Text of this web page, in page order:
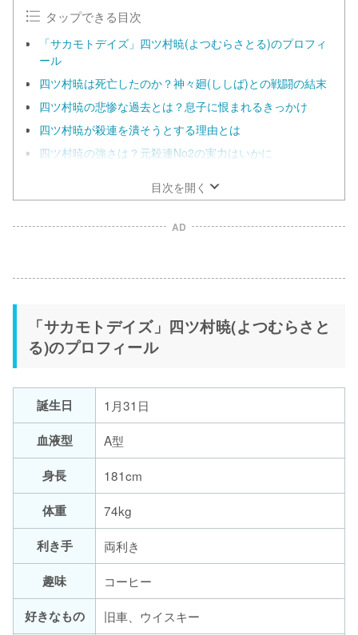
タップできる目次
「サカモトデイズ」四ツ村暁(よつむらさとる)のプロフィ
ール
四ツ村暁は死亡したのか？神々廻(ししば)との戦闘の結末
四ツ村暁の悲惨な過去とは？息子に恨まれるきっかけ
四ツ村暁が殺連を潰そうとする理由とは
四ツ村暁の強さは？元殺連No2の実力はいかに
目次を開く
AD
「サカモトデイズ」四ツ村暁(よつむらさと
る)のプロフィール
誕生日
1月31日
血液型
A型
身長
181cm
体重
74kg
利き手
両利き
趣味
コーヒー
好きなもの
旧車、ウイスキー